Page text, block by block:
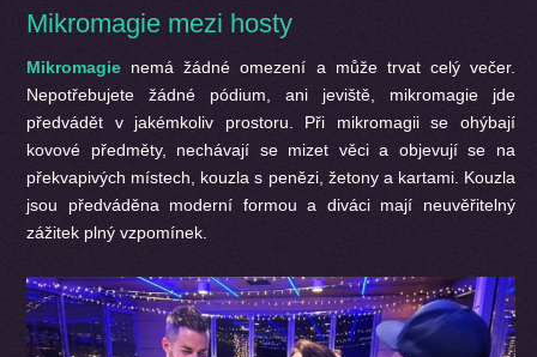
Mikromagie mezi hosty
Mikromagie nemá žádné omezení a může trvat celý večer.
Nepotřebujete žádné pódium, ani jeviště, mikromagie jde
předvádět v jakémkoliv prostoru. Při mikromagii se ohýbají
kovové předměty, nechávají se mizet věci a objevují se na
překvapivých místech, kouzla s penězi, žetony a kartami. Kouzla
jsou předváděna moderní formou a diváci mají neuvěřitelný
zážitek plný vzpomínek.